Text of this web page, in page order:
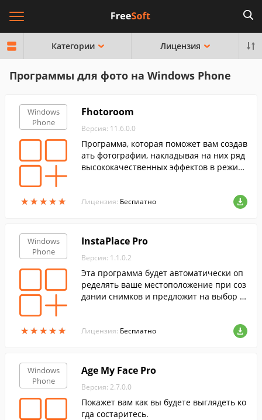
Категории Лицензия
Программы для фото на Windows Phone
Windows
Phone
★★★★★
★★★★★
Fhotoroom
Версия: 11.6.0.0
Программа, которая поможет вам создав
ать фотографии, накладывая на них ряд
высококачественных эффектов в режим
Лицензия: Бесплатно
Windows
Phone
★★★★★
★★★★★
InstaPlace Pro
Версия: 1.1.0.2
Эта программа будет автоматически оп
ределять ваше местоположение при соз
дании снимков и предложит на выбор н
Лицензия: Бесплатно
Windows
Phone
Age My Face Pro
Версия: 2.7.0.0
Покажет вам как вы будете выглядеть ко
гда состаритесь.